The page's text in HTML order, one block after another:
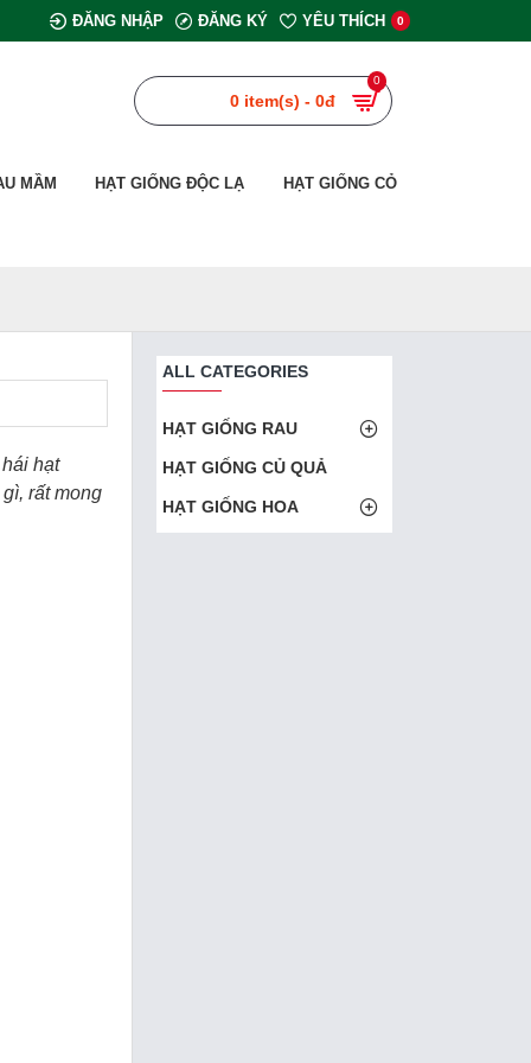
ĐĂNG NHẬP ĐĂNG KÝ YÊU THÍCH 0
0 item(s) - 0đ
0
MẦM HẠT GIỐNG ĐỘC LẠ HẠT GIỐNG CỎ
hạt
rất mong
ALL CATEGORIES
HẠT GIỐNG RAU
HẠT GIỐNG CỦ QUẢ
HẠT GIỐNG HOA